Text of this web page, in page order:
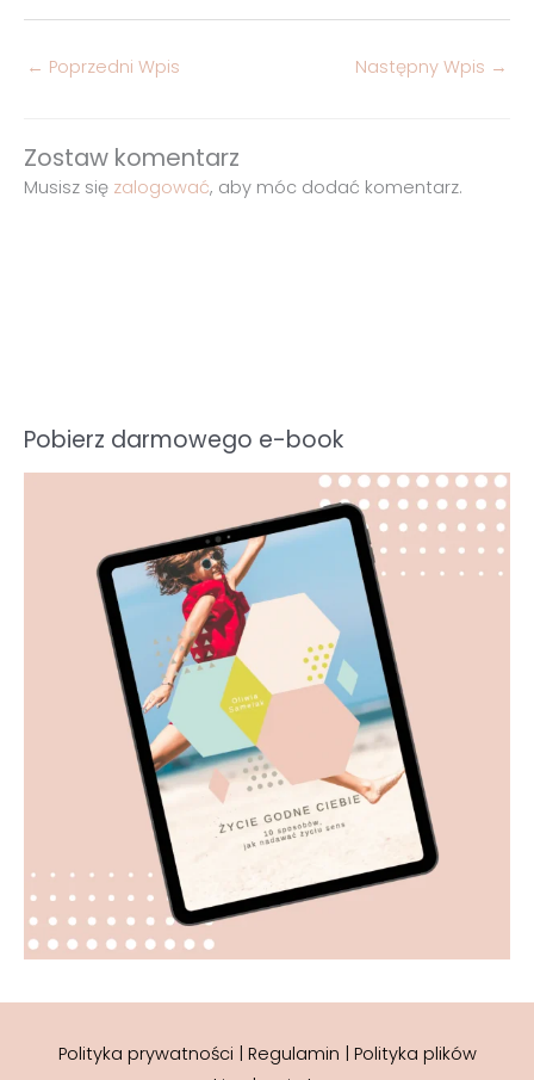
← Poprzedni Wpis Następny Wpis →
Zostaw komentarz
Musisz się zalogować, aby móc dodać komentarz.
Pobierz darmowego e-book
Polityka prywatności | Regulamin | Polityka plików